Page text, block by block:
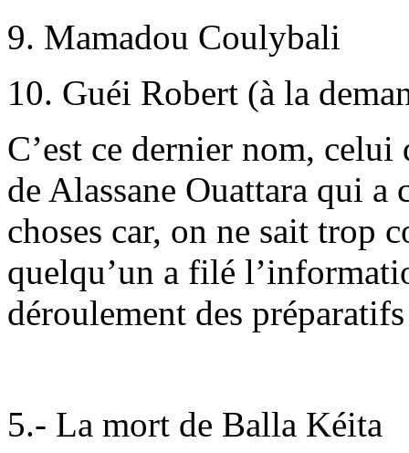
9. Mamadou Coulybali
10. Guéi Robert (à la
C’est ce dernier nom,
de Alassane Ouattara qui
choses car, on ne sait trop
quelqu’un a filé
déroulement des
5.- La mort de Balla Kéita